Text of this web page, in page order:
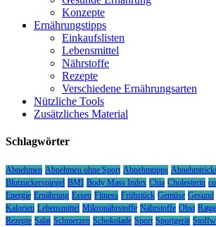
Konzepte
Ernährungstipps
Einkaufslisten
Lebensmittel
Nährstoffe
Rezepte
Verschiedene Ernährungsarten
Nützliche Tools
Zusätzliches Material
Schlagwörter
Abnehmen Abnehmen ohne Sport Abnehmtipps
Blutzuckerspiegel BMI Body Mass Index Chia Cholesterin
Energie Ernährung Essen Fitness Frühstück Gemüse Gesund
Kalorien Lebensmittel Mikronährstoffe Nährstoffe Obst
Rezepte Salat Schmerzen Schokolade Sport Sportgerät